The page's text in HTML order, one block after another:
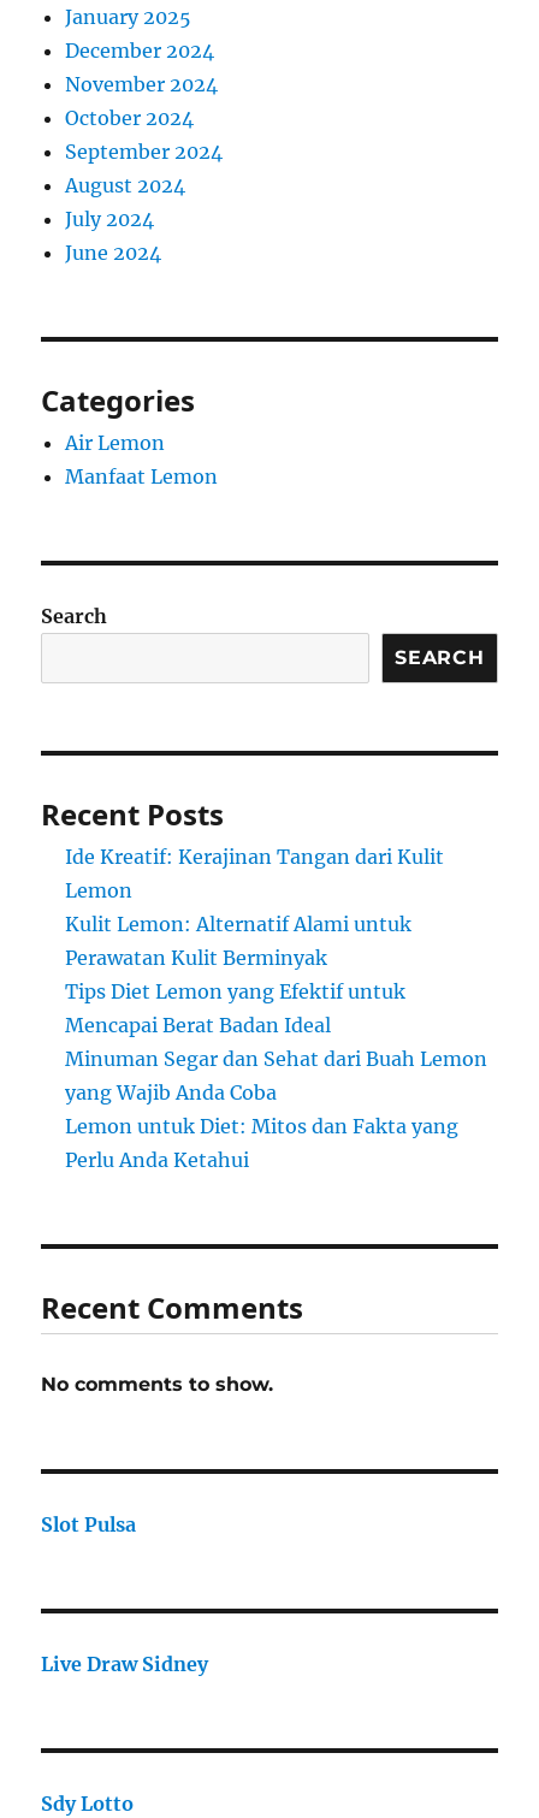
January 2025
December 2024
November 2024
October 2024
September 2024
August 2024
July 2024
June 2024
Categories
Air Lemon
Manfaat Lemon
Search
SEARCH
Recent Posts
Ide Kreatif: Kerajinan Tangan dari Kulit
Lemon
Kulit Lemon: Alternatif Alami untuk
Perawatan Kulit Berminyak
Tips Diet Lemon yang Efektif untuk
Mencapai Berat Badan Ideal
Minuman Segar dan Sehat dari Buah Lemon
yang Wajib Anda Coba
Lemon untuk Diet: Mitos dan Fakta yang
Perlu Anda Ketahui
Recent Comments
No comments to show.
Slot Pulsa
Live Draw Sidney
Sdy Lotto